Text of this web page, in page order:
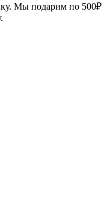
Мы подарим по 500₽